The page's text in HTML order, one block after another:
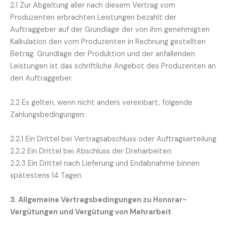
2.1 Zur Abgeltung aller nach diesem Vertrag vom
Produzenten erbrachten Leistungen bezahlt der
Auftraggeber auf der Grundlage der von ihm genehmigten
Kalkulation den vom Produzenten in Rechnung gestellten
Betrag. Grundlage der Produktion und der anfallenden
Leistungen ist das schriftliche Angebot des Produzenten an
den Auftraggeber.
2.2 Es gelten, wenn nicht anders vereinbart, folgende
Zahlungsbedingungen:
2.2.1 Ein Drittel bei Vertragsabschluss oder Auftragserteilung
2.2.2 Ein Drittel bei Abschluss der Dreharbeiten
2.2.3 Ein Drittel nach Lieferung und Endabnahme binnen
spätestens 14 Tagen
3. Allgemeine Vertragsbedingungen zu Honorar-
Vergütungen und Vergütung von Mehrarbeit